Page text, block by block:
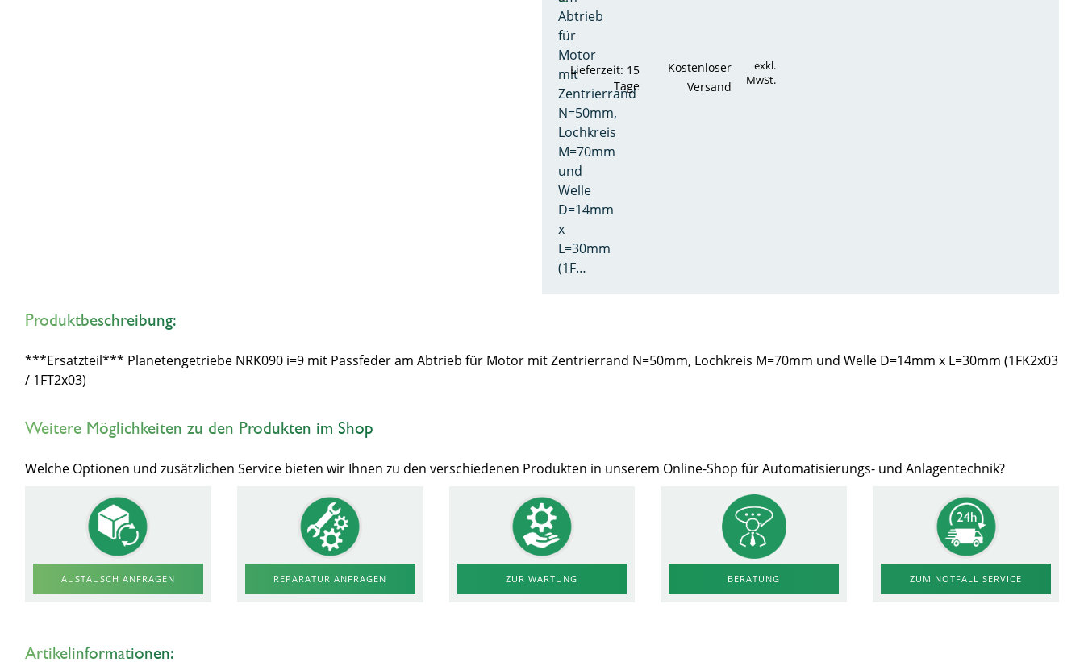
Abtrieb
für
Motor
mit
Zentrierrand
N=50mm,
Lochkreis
M=70mm
und
Welle
D=14mm
x
L=30mm
(1F…
Lieferzeit: 15
Tage
Kostenloser
Versand
exkl.
MwSt.
Produktbeschreibung:
***Ersatzteil*** Planetengetriebe NRK090 i=9 mit Passfeder am Abtrieb für Motor mit Zentrierrand N=50mm, Lochkreis M=70mm und Welle D=14mm x L=30mm (1FK2x03
/ 1FT2x03)
Weitere Möglichkeiten zu den Produkten im Shop
Welche Optionen und zusätzlichen Service bieten wir Ihnen zu den verschiedenen Produkten in unserem Online-Shop für Automatisierungs- und Anlagentechnik?
AUSTAUSCH ANFRAGEN REPARATUR ANFRAGEN ZUR WARTUNG BERATUNG ZUM NOTFALL SERVICE
Artikelinformationen: